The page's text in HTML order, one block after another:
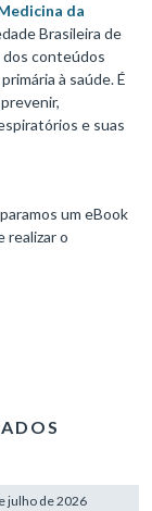
da
Brasileira de
dos conteúdos
à saúde. É
e suas
um eBook
realizar o
julho de 2026